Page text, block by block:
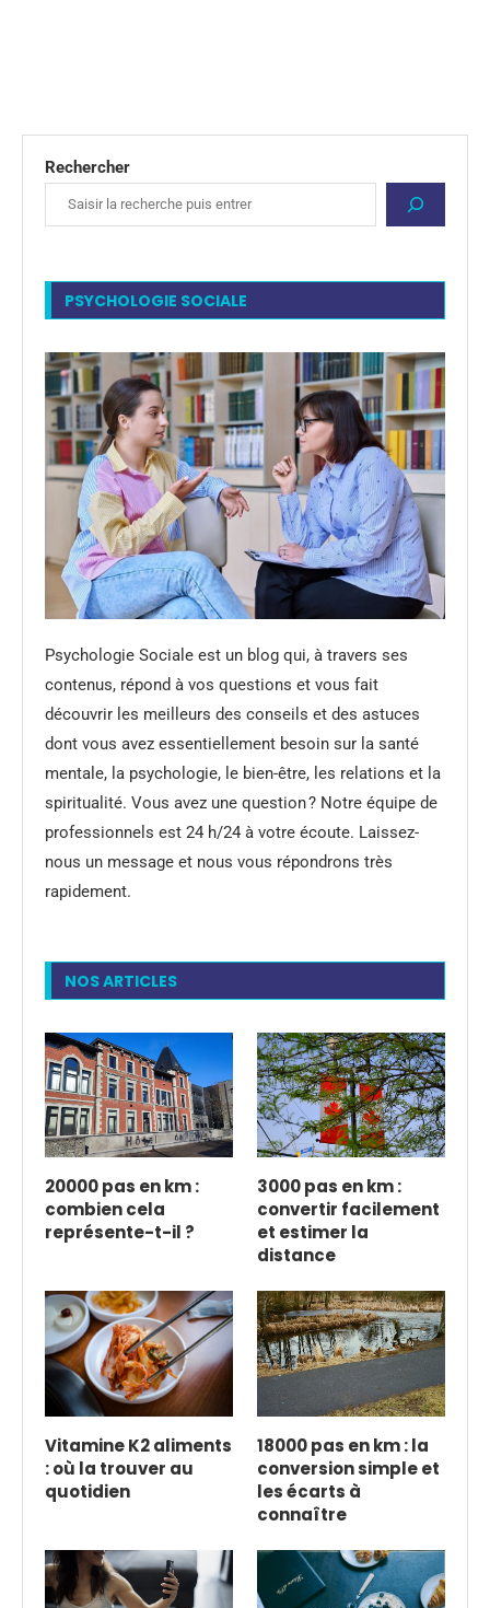
Rechercher
PSYCHOLOGIE SOCIALE
Psychologie Sociale est un blog qui, à travers ses
contenus, répond à vos questions et vous fait
découvrir les meilleurs des conseils et des astuces
dont vous avez essentiellement besoin sur la santé
mentale, la psychologie, le bien-être, les relations et la
spiritualité. Vous avez une question ? Notre équipe de
professionnels est 24 h/24 à votre écoute. Laissez-
nous un message et nous vous répondrons très
rapidement.
NOS ARTICLES
20000 pas en km :
combien cela
représente-t-il ?
3000 pas en km :
convertir facilement
et estimer la
distance
Vitamine K2 aliments
: où la trouver au
quotidien
18000 pas en km : la
conversion simple et
les écarts à
connaître